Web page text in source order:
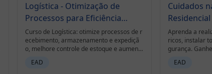
Logística - Otimização de
Processos para Eficiência
Operacional
Curso de Logística: otimize processos de r
ecebimento, armazenamento e expediçã
o, melhore controle de estoque e aumente
EAD
Cuidados
Residencial
Aprenda a
ricos, instalar
gurança.
ay.EAD